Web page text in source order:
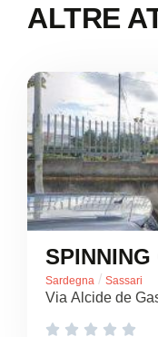
ALTRE
SPINNING
Sardegna / Sassari
Via Alcide de
    